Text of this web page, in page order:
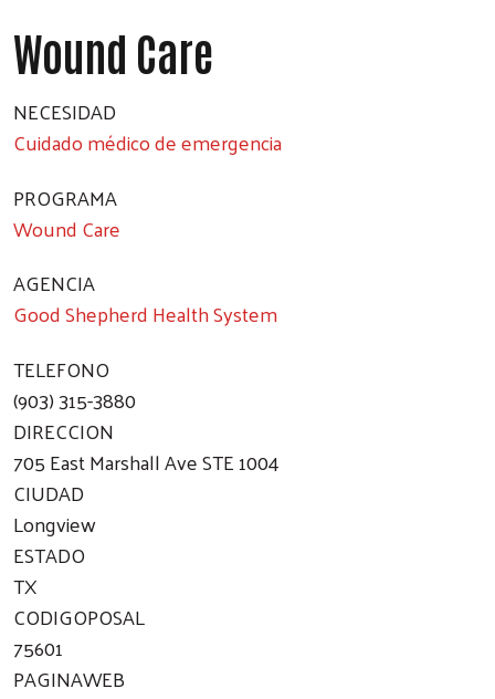
Wound Care
NECESIDAD
Cuidado médico de emergencia
PROGRAMA
Wound Care
AGENCIA
Good Shepherd Health System
TELEFONO
(903) 315-3880
DIRECCION
705 East Marshall Ave STE 1004
CIUDAD
Longview
ESTADO
TX
CODIGOPOSAL
75601
PAGINAWEB